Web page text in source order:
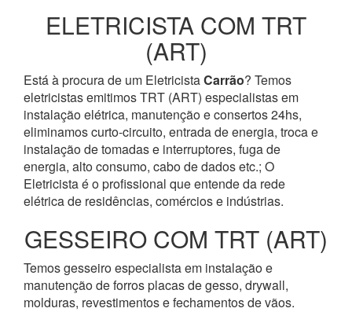
ELETRICISTA COM TRT
(ART)
Está à procura de um EletricistaCarrão? Temos
eletricistas emitimos TRT (ART) especialistas em
instalação elétrica, manutenção e consertos 24hs,
eliminamos curto-circuito, entrada de energia, troca e
instalação de tomadas e interruptores, fuga de
energia, alto consumo, cabo de dados etc.; O
Eletricista é o profissional que entende da rede
elétrica de residências, comércios e indústrias.
GESSEIRO COM TRT (ART)
Temos gesseiro especialista em instalação e
manutenção de forros placas de gesso, drywall,
molduras, revestimentos e fechamentos de vãos.